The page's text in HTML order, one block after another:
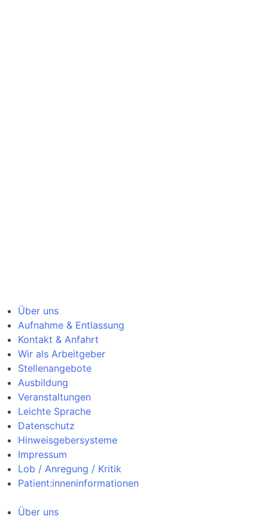
Über uns
Aufnahme & Entlassung
Kontakt & Anfahrt
Wir als Arbeitgeber
Stellenangebote
Ausbildung
Veranstaltungen
Leichte Sprache
Datenschutz
Hinweisgebersysteme
Impressum
Lob / Anregung / Kritik
Patient:inneninformationen
Über uns